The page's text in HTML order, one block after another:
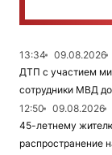
13:34 09.08.2026
ДТП с участием
сотрудники МВД
12:50
09.08.2026
45-летнему
распространение